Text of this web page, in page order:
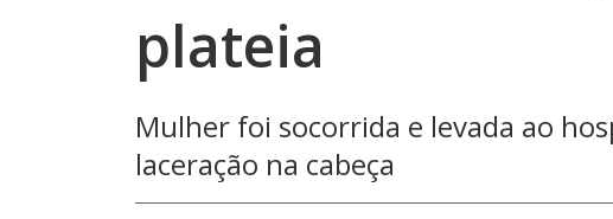
plateia
Mulher foi socorrida e levada ao
laceração na cabeça